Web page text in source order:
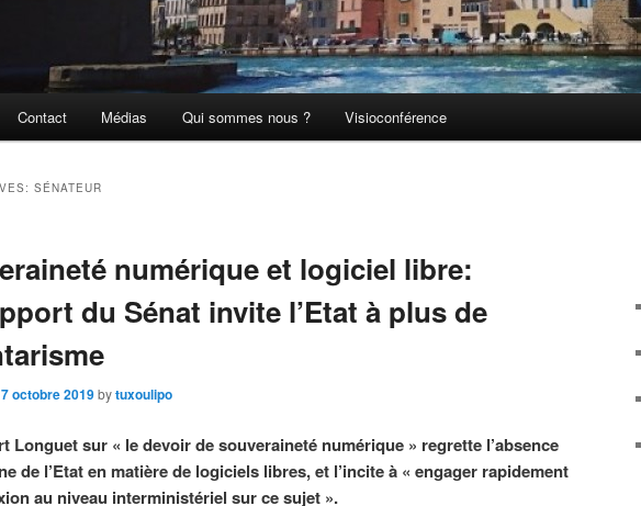
Contact Médias Qui sommes nous ? Visioconférence
SÉNATEUR
numérique et logiciel libre:
du Sénat invite l’Etat à plus de
octobre 2019bytuxoulipo
Longuet sur « le devoir de souveraineté numérique » regrette l’absence
de l’Etat en matière de logiciels libres, et l’incite à « engager rapidement
au niveau interministériel sur ce sujet ».